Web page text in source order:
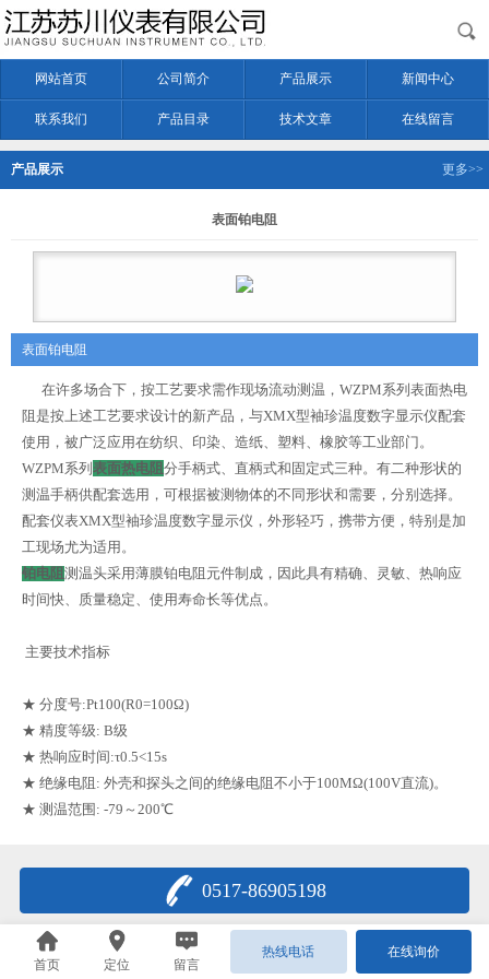
网站首页 公司简介 产品展示 新闻中心
联系我们 产品目录 技术文章 在线留言
产品展示 更多>>
表面铂电阻
表面铂电阻
在许多场合下，按工艺要求需作现场流动测温，WZPM系列表面热电
阻是按上述工艺要求设计的新产品，与XMX型袖珍温度数字显示仪配套
使用，被广泛应用在纺织、印染、造纸、塑料、橡胶等工业部门。
WZPM系列 表面热电阻 分手柄式、直柄式和固定式三种。有二种形状的
测温手柄供配套选用，可根据被测物体的不同形状和需要，分别选择。
配套仪表XMX型袖珍温度数字显示仪，外形轻巧，携带方便，特别是加
工现场尤为适用。
铂电阻 测温头采用薄膜铂电阻元件制成，因此具有精确、灵敏、热响应
时间快、质量稳定、使用寿命长等优点。
主要技术指标
★ 分度号:Pt100(R0=100Ω)
★ 精度等级: B级
★ 热响应时间:τ0.5<15s
★ 绝缘电阻: 外壳和探头之间的绝缘电阻不小于100MΩ(100V直流)。
★ 测温范围: -79～200℃
0517-86905198
首页 定位 留言
热线电话 在线询价